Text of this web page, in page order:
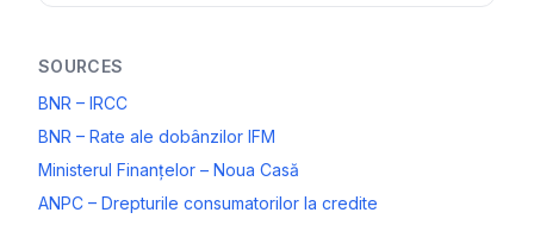
SOURCES
BNR – IRCC
BNR – Rate ale dobânzilor IFM
Ministerul Finanțelor – Noua Casă
ANPC – Drepturile consumatorilor la credite